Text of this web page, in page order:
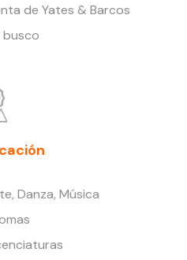
de Yates & Barcos
busco
Danza, Música